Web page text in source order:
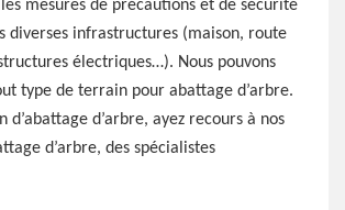
mesures de précautions et de sécurité
diverses infrastructures (maison, route
électriques…). Nous pouvons
type de terrain pour abattage d’arbre.
d’abattage d’arbre, ayez recours à nos
d’arbre, des spécialistes